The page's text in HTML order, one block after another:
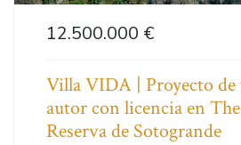
12.500.000 €
Villa VIDA | Proyecto
autor con licencia en
Reserva de Sotogrande